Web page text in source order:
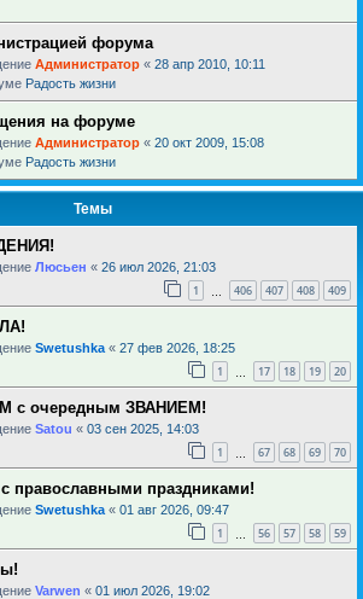
форума
Администратор « 28 апр 2010, 10:11
Радость жизни
на форуме
Администратор « 20 окт 2009, 15:08
Радость жизни
Темы
Люсьен « 26 июл 2026, 21:03
1 406 407 408 409
Swetushka « 27 фев 2026, 18:25
1 17 18 19 20
с очередным ЗВАНИЕМ!
Satou « 03 сен 2025, 14:03
1 67 68 69 70
православными праздниками!
Swetushka « 01 авг 2026, 09:47
1 56 57 58 59
Varwen « 01 июл 2026, 19:02